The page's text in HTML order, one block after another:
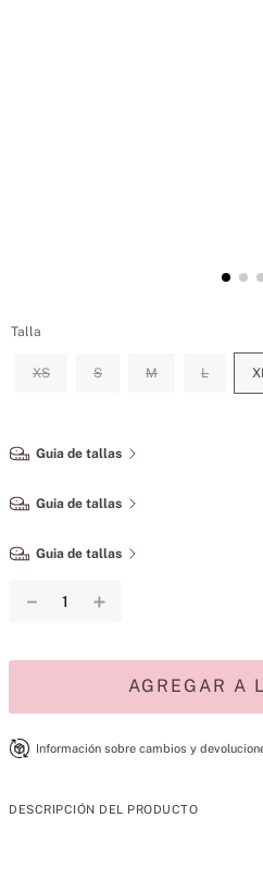
Talla
XS S M L XL
Guia de tallas
Guia de tallas
Guia de tallas
＋
－
AGREGAR A
Información sobre cambios y
DESCRIPCIÓN DEL PRODUCTO